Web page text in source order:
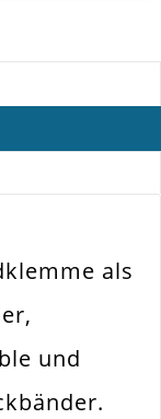
Klemmen Mit
als
und